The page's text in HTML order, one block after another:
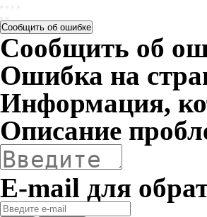
Сообщить об ошибке
Сообщить об
Ошибка на
Информация,
Описание
E-mail для